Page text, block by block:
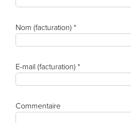
Nom (facturation) *
E-mail (facturation) *
Commentaire